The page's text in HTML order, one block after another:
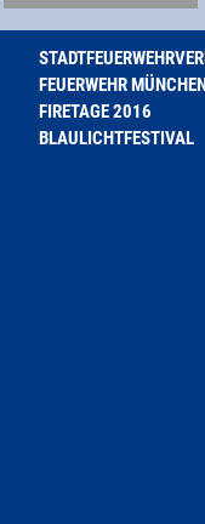
FEUERWEHR
FIRETAGE 2016
BLAULICHTFESTIVAL